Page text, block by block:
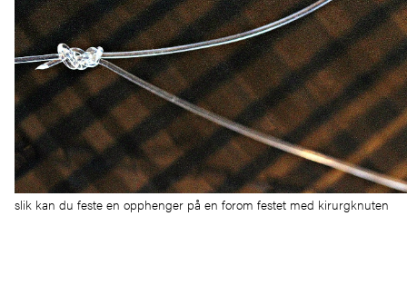
slik kan du feste en opphenger på en forom festet med kirurgknuten